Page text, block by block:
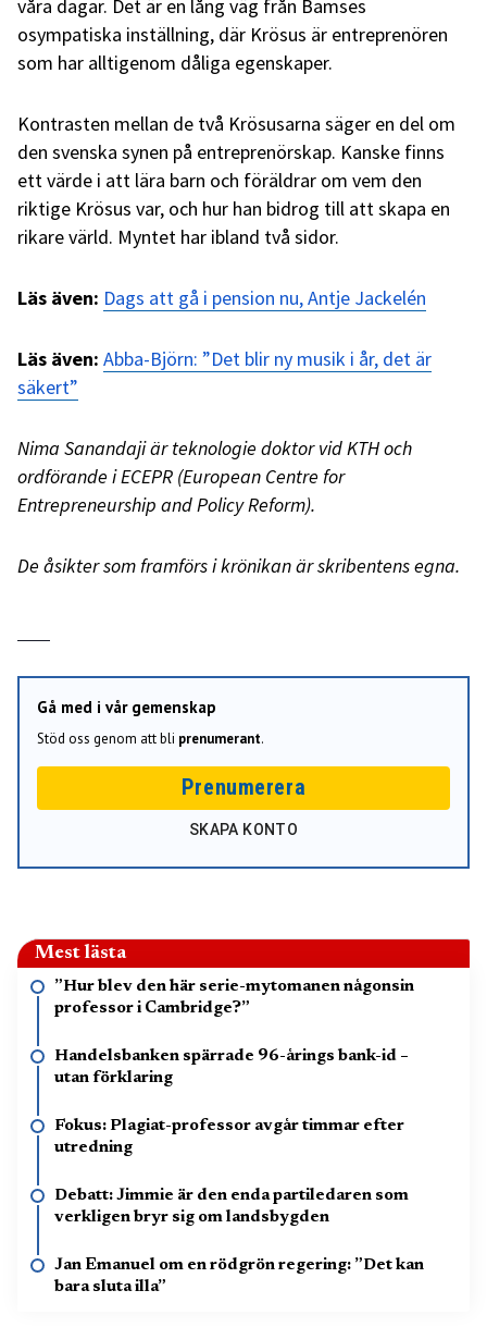
våra dagar. Det är en lång väg från Bamses
osympatiska inställning, där Krösus är entreprenören
som har alltigenom dåliga egenskaper.
Kontrasten mellan de två Krösusarna säger en del om
den svenska synen på entreprenörskap. Kanske finns
ett värde i att lära barn och föräldrar om vem den
riktige Krösus var, och hur han bidrog till att skapa en
rikare värld. Myntet har ibland två sidor.
Läs även: Dags att gå i pension nu, Antje Jackelén
Läs även: Abba-Björn: ”Det blir ny musik i år, det är
säkert”
Nima Sanandaji är teknologie doktor vid KTH och
ordförande i ECEPR (European Centre for
Entrepreneurship and Policy Reform).
De åsikter som framförs i krönikan är skribentens egna.
Gå med i vår gemenskap
Stöd oss genom att bli prenumerant.
Prenumerera
SKAPA KONTO
Mest lästa
”Hur blev den här serie-mytomanen någonsin
professor i Cambridge?”
Handelsbanken spärrade 96-årings bank-id –
utan förklaring
Fokus: Plagiat-professor avgår timmar efter
utredning
Debatt: Jimmie är den enda partiledaren som
verkligen bryr sig om landsbygden
Jan Emanuel om en rödgrön regering: ”Det kan
bara sluta illa”